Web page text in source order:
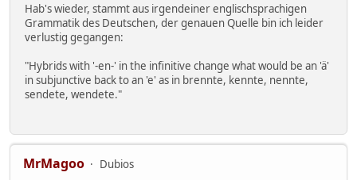
Hab's wieder, stammt aus irgendeiner englischsprachigen
Grammatik des Deutschen, der genauen Quelle bin ich leider
verlustig gegangen:
"Hybrids with '-en-' in the infinitive change what would be an 'ä'
in subjunctive back to an 'e' as in brennte, kennte, nennte,
sendete, wendete."
MrMagoo
Dubios